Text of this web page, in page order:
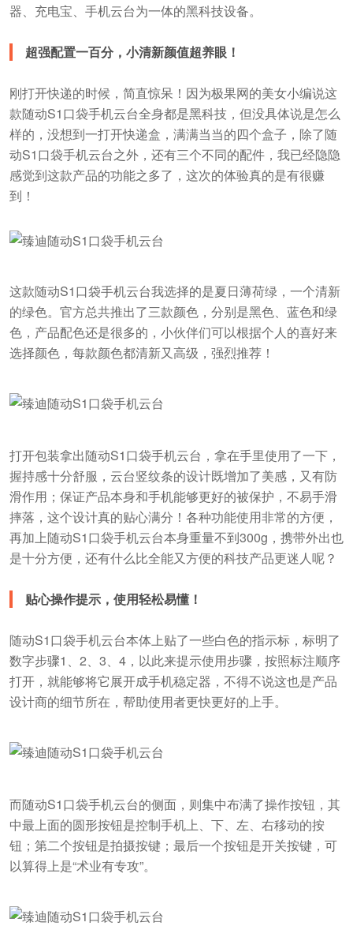
器、充电宝、手机云台为一体的黑科技设备。
超强配置一百分，小清新颜值超养眼！
刚打开快递的时候，简直惊呆！因为极果网的美女小编说这
款随动S1口袋手机云台全身都是黑科技，但没具体说是怎么
样的，没想到一打开快递盒，满满当当的四个盒子，除了随
动S1口袋手机云台之外，还有三个不同的配件，我已经隐隐
感觉到这款产品的功能之多了，这次的体验真的是有很赚
到！
这款随动S1口袋手机云台我选择的是夏日薄荷绿，一个清新
的绿色。官方总共推出了三款颜色，分别是黑色、蓝色和绿
色，产品配色还是很多的，小伙伴们可以根据个人的喜好来
选择颜色，每款颜色都清新又高级，强烈推荐！
打开包装拿出随动S1口袋手机云台，拿在手里使用了一下，
握持感十分舒服，云台竖纹条的设计既增加了美感，又有防
滑作用；保证产品本身和手机能够更好的被保护，不易手滑
摔落，这个设计真的贴心满分！各种功能使用非常的方便，
再加上随动S1口袋手机云台本身重量不到300g，携带外出也
是十分方便，还有什么比全能又方便的科技产品更迷人呢？
贴心操作提示，使用轻松易懂！
随动S1口袋手机云台本体上贴了一些白色的指示标，标明了
数字步骤1、2、3、4，以此来提示使用步骤，按照标注顺序
打开，就能够将它展开成手机稳定器，不得不说这也是产品
设计商的细节所在，帮助使用者更快更好的上手。
而随动S1口袋手机云台的侧面，则集中布满了操作按钮，其
中最上面的圆形按钮是控制手机上、下、左、右移动的按
钮；第二个按钮是拍摄按键；最后一个按钮是开关按键，可
以算得上是“术业有专攻”。